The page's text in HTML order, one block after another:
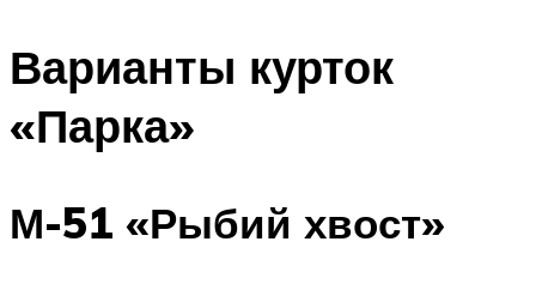
Варианты курток
«Парка»
М-51 «Рыбий хвост»